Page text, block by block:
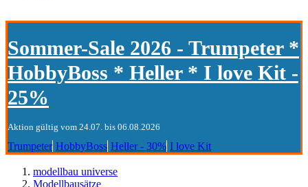
Sommer-Sale 2026 - Trumpeter *
HobbyBoss * Heller * I love Kit -
25%
Aktion gültig vom 24.07. bis 06.08.2026
Trumpeter HobbyBoss Heller - 30% I love Kit
modellbau universe
Modellbausätze